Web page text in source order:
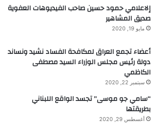
إلاعلامي حمود حسين صاحب الفيديوهات العفوية
صديق المشاهير
مايو 19, 2020
أعضاء تجمع العراق لمكافحة الفساد نشيد ونساند
دولة رئيس مجلس الوزراء السيد مصطفى
الكاظمي
سبتمبر 22, 2020
“سامي جو موسى” تجسد الواقع اللبناني
بطريقتها
أغسطس 29, 2020